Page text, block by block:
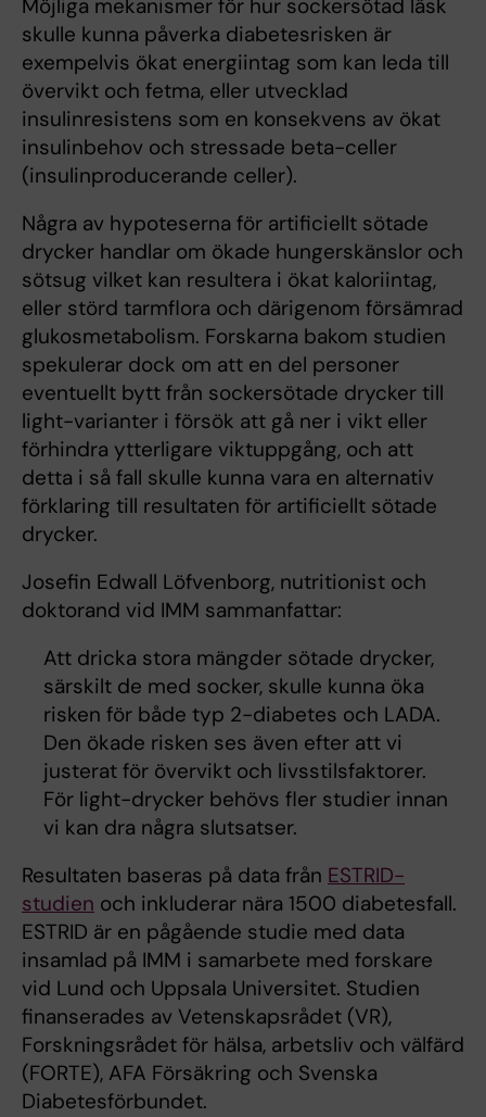
Möjliga mekanismer för hur sockersötad läsk
skulle kunna påverka diabetesrisken är
exempelvis ökat energiintag som kan leda till
övervikt och fetma, eller utvecklad
insulinresistens som en konsekvens av ökat
insulinbehov och stressade beta-celler
(insulinproducerande celler).
Några av hypoteserna för artificiellt sötade
drycker handlar om ökade hungerskänslor och
sötsug vilket kan resultera i ökat kaloriintag,
eller störd tarmflora och därigenom försämrad
glukosmetabolism. Forskarna bakom studien
spekulerar dock om att en del personer
eventuellt bytt från sockersötade drycker till
light-varianter i försök att gå ner i vikt eller
förhindra ytterligare viktuppgång, och att
detta i så fall skulle kunna vara en alternativ
förklaring till resultaten för artificiellt sötade
drycker.
Josefin Edwall Löfvenborg, nutritionist och
doktorand vid IMM sammanfattar:
Att dricka stora mängder sötade drycker,
särskilt de med socker, skulle kunna öka
risken för både typ 2-diabetes och LADA.
Den ökade risken ses även efter att vi
justerat för övervikt och livsstilsfaktorer.
För light-drycker behövs fler studier innan
vi kan dra några slutsatser.
Resultaten baseras på data från ESTRID-
studien och inkluderar nära 1500 diabetesfall.
ESTRID är en pågående studie med data
insamlad på IMM i samarbete med forskare
vid Lund och Uppsala Universitet. Studien
finanserades av Vetenskapsrådet (VR),
Forskningsrådet för hälsa, arbetsliv och välfärd
(FORTE), AFA Försäkring och Svenska
Diabetesförbundet.